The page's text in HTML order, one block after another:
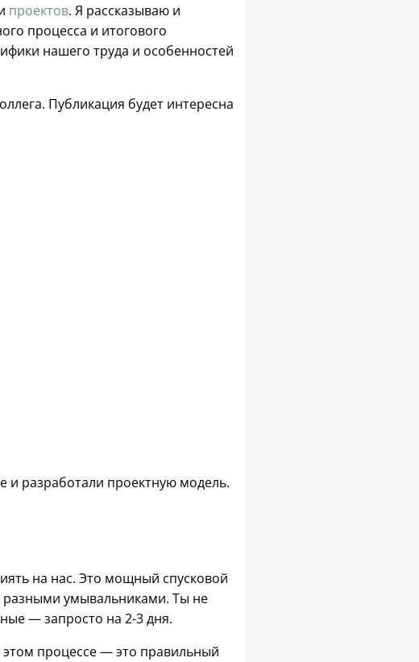
проектов. Я рассказываю и
процесса и итогового
нашего труда и особенностей
Публикация будет интересна
и разработали проектную модель.
на нас. Это мощный спусковой
разными умывальниками. Ты не
— запросто на 2-3 дня.
процессе — это правильный